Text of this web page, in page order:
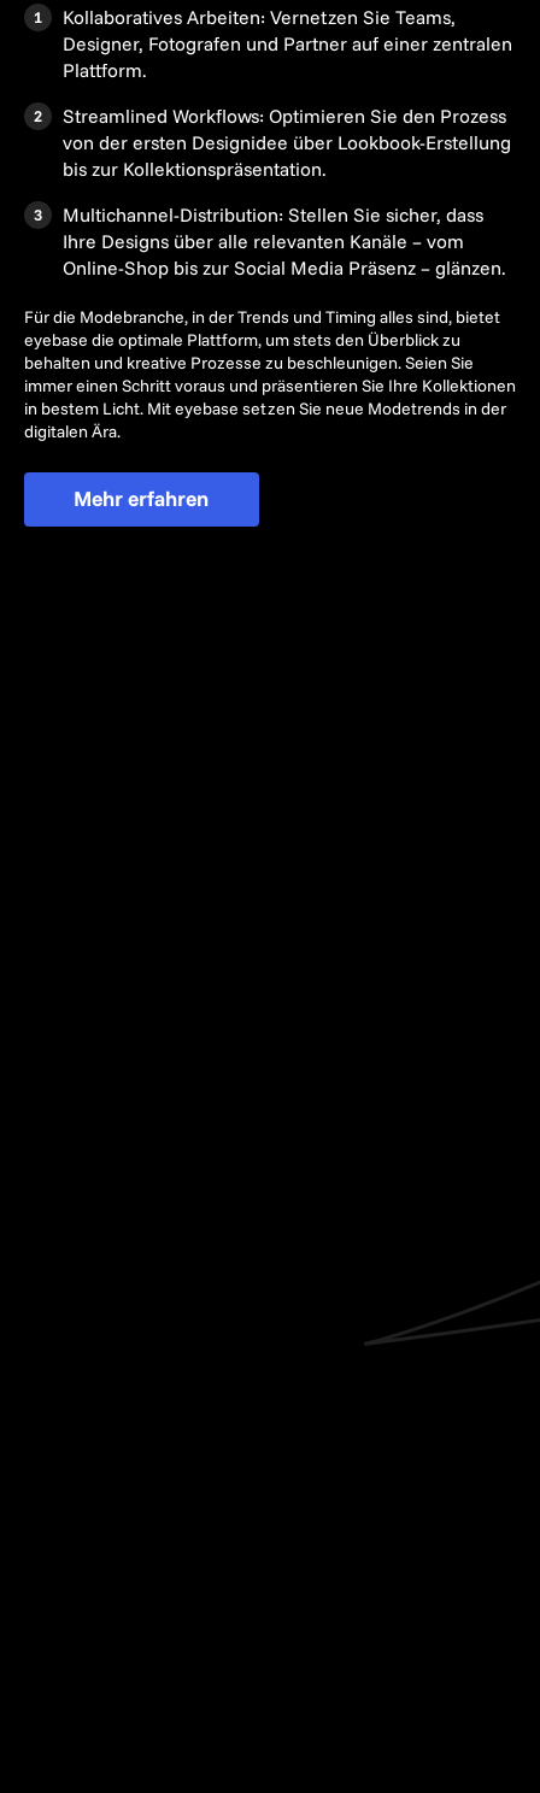
Kollaboratives Arbeiten: Vernetzen Sie Teams,
Designer, Fotografen und Partner auf einer zentralen
Plattform.
Streamlined Workflows: Optimieren Sie den Prozess
von der ersten Designidee über Lookbook-Erstellung
bis zur Kollektionspräsentation.
Multichannel-Distribution: Stellen Sie sicher, dass
Ihre Designs über alle relevanten Kanäle – vom
Online-Shop bis zur Social Media Präsenz – glänzen.
Für die Modebranche, in der Trends und Timing alles sind, bietet
eyebase die optimale Plattform, um stets den Überblick zu
behalten und kreative Prozesse zu beschleunigen. Seien Sie
immer einen Schritt voraus und präsentieren Sie Ihre Kollektionen
in bestem Licht. Mit eyebase setzen Sie neue Modetrends in der
digitalen Ära.
Mehr erfahren